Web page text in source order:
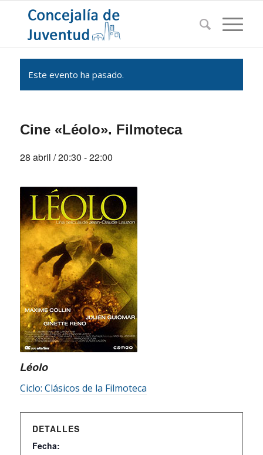
Este evento ha pasado.
Cine «Léolo». Filmoteca
28 abril / 20:30 -22:00
Léolo
Ciclo: Clásicos de la Filmoteca
DETALLES
Fecha: